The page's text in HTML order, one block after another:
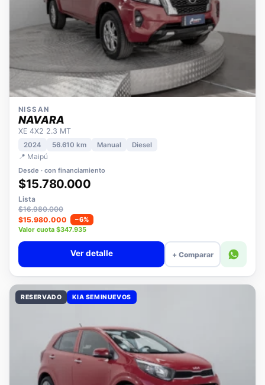
NISSAN
NAVARA
XE 4X2 2.3 MT
2024
📍 Maipú
Desde · con financiamiento
$15.780.000
Lista
$16.980.000
$15.980.000
−6%
Valor cuota $347.935
+ Comparar